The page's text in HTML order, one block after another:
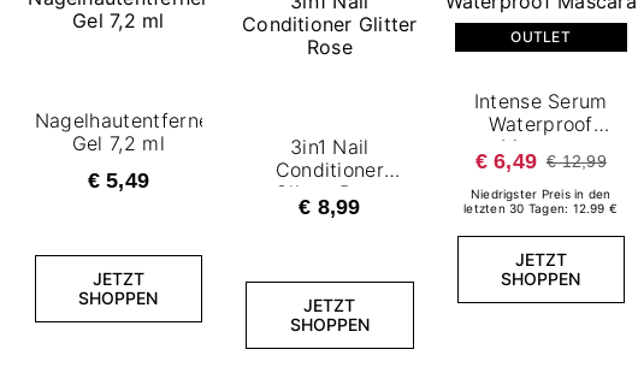
Nagelhautentferner
Gel 7,2 ml
€ 5,49
JETZT
SHOPPEN
3in1 Nail
Conditioner​
Glitter Rose
€ 8,99
JETZT
SHOPPEN
OUTLET
Intense Serum
Waterproof
Mascara
€ 6,49 € 12,99
Niedrigster Preis in den
letzten 30 Tagen: 12.99 €
JETZT
SHOPPEN